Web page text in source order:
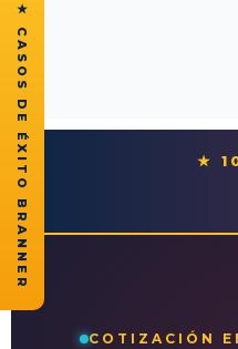
★
COTIZACIÓN
★ CASOS DE ÉXITO BRANNER